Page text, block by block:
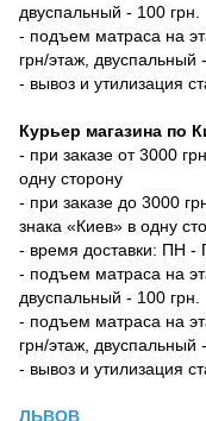
двуспальный - 100 грн.
- подъем матраса на
грн/этаж, двуспальный
- вывоз и утилизация
Курьер магазина по
- при заказе от 3000
одну сторону
- при заказе до 3000
знака «Киев» в одну
- время доставки: ПН
- подъем матраса на
двуспальный - 100 грн.
- подъем матраса на
грн/этаж, двуспальный
- вывоз и утилизация
ЛЬВОВ